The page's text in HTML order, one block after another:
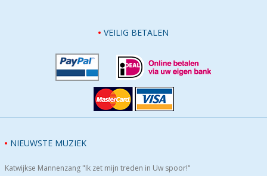
VEILIG BETALEN
NIEUWSTE MUZIEK
Katwijkse Mannenzang "Ik zet mijn treden in Uw spoor!"